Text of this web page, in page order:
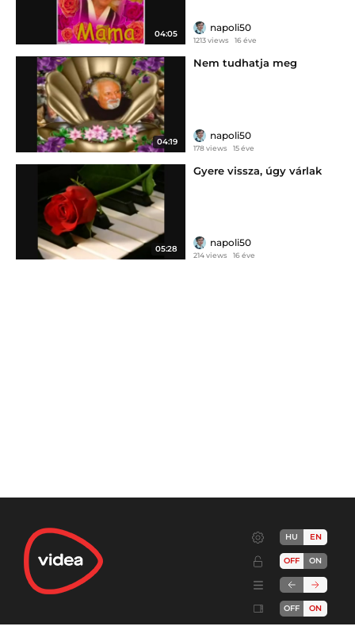
04:05
napoli50
1213 views 16 éve
04:19
Nem tudhatja meg
napoli50
178 views 15 éve
05:28
Gyere vissza, úgy várlak
napoli50
214 views 16 éve
HU EN
OFF ON
OFF ON